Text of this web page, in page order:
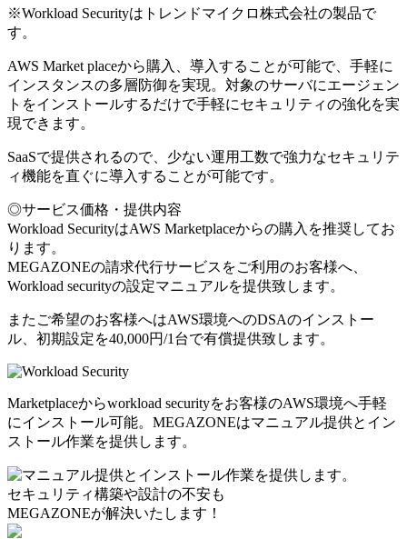
※Workload Securityはトレンドマイクロ株式会社の製品で
す。
AWS Market placeから購入、導入することが可能で、手軽に
インスタンスの多層防御を実現。対象のサーバにエージェン
トをインストールするだけで手軽にセキュリティの強化を実
現できます。
SaaSで提供されるので、少ない運用工数で強力なセキュリテ
ィ機能を直ぐに導入することが可能です。
◎サービス価格・提供内容
Workload SecurityはAWS Marketplaceからの購入を推奨してお
ります。
MEGAZONEの請求代行サービスをご利用のお客様へ、
Workload securityの設定マニュアルを提供致します。
またご希望のお客様へはAWS環境へのDSAのインストー
ル、初期設定を40,000円/1台で有償提供致します。
Marketplaceからworkload securityをお客様のAWS環境へ手軽
にインストール可能。MEGAZONEはマニュアル提供とイン
ストール作業を提供します。
セキュリティ構築や設計の不安も
MEGAZONEが解決いたします！